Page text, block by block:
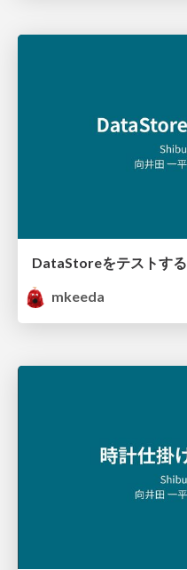
DataStoreをテストする
mkeeda